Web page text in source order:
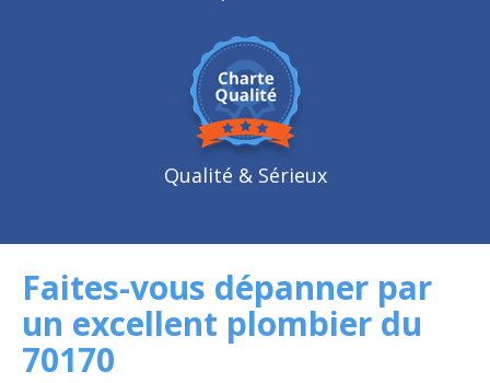
Qualité & Sérieux
Faites-vous dépanner par
un excellent plombier du
70170